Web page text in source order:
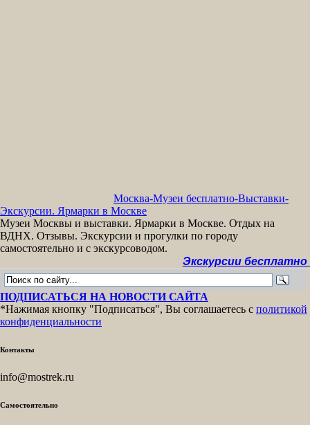
Москва-Музеи бесплатно-Выставки-
Экскурсии. Ярмарки в Москве
Музеи Москвы и выставки. Ярмарки в Москве. Отдых на
ВДНХ. Отзывы. Экскурсии и прогулки по городу
самостоятельно и с экскурсоводом.
Экскурсии бесплатно >>
ПОДПИСАТЬСЯ НА НОВОСТИ САЙТА
*Нажимая кнопку "Подписаться", Вы соглашаетесь с политикой
конфиденциальности
Контакты
info@mostrek.ru
Самостоятельно